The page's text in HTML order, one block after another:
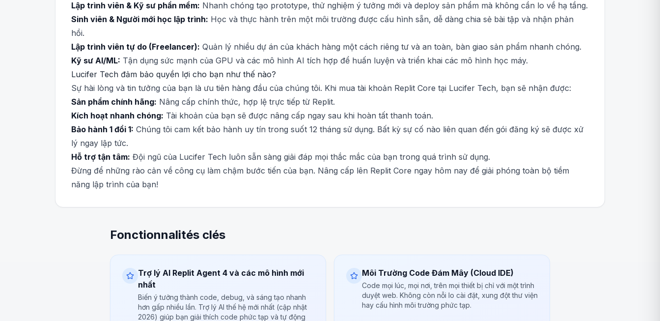
Lập trình viên & Kỹ sư phần mềm: Nhanh chóng tạo prototype, thử nghiệm ý tưởng mới và deploy sản phẩm mà không cần lo về hạ tầng.
Sinh viên & Người mới học lập trình: Học và thực hành trên một môi trường được cấu hình sẵn, dễ dàng chia sẻ bài tập và nhận phản
hồi.
Lập trình viên tự do (Freelancer): Quản lý nhiều dự án của khách hàng một cách riêng tư và an toàn, bàn giao sản phẩm nhanh chóng.
Kỹ sư AI/ML: Tận dụng sức mạnh của GPU và các mô hình AI tích hợp để huấn luyện và triển khai các mô hình học máy.
Lucifer Tech đảm bảo quyền lợi cho bạn như thế nào?
Sự hài lòng và tin tưởng của bạn là ưu tiên hàng đầu của chúng tôi. Khi mua tài khoản Replit Core tại Lucifer Tech, bạn sẽ nhận được:
Sản phẩm chính hãng: Nâng cấp chính thức, hợp lệ trực tiếp từ Replit.
Kích hoạt nhanh chóng: Tài khoản của bạn sẽ được nâng cấp ngay sau khi hoàn tất thanh toán.
Bảo hành 1 đổi 1: Chúng tôi cam kết bảo hành uy tín trong suốt 12 tháng sử dụng. Bất kỳ sự cố nào liên quan đến gói đăng ký sẽ được xử
lý ngay lập tức.
Hỗ trợ tận tâm: Đội ngũ của Lucifer Tech luôn sẵn sàng giải đáp mọi thắc mắc của bạn trong quá trình sử dụng.
Đừng để những rào cản về công cụ làm chậm bước tiến của bạn. Nâng cấp lên Replit Core ngay hôm nay để giải phóng toàn bộ tiềm
năng lập trình của bạn!
Fonctionnalités clés
Trợ lý AI Replit Agent 4 và các mô hình mới
nhất
Biến ý tưởng thành code, debug, và sáng tạo nhanh
hơn gấp nhiều lần. Trợ lý AI thế hệ mới nhất (cập nhật
2026) giúp bạn giải thích code phức tạp và tự động
Môi Trường Code Đám Mây (Cloud IDE)
Code mọi lúc, mọi nơi, trên mọi thiết bị chỉ với một trình
duyệt web. Không còn nỗi lo cài đặt, xung đột thư viện
hay cấu hình môi trường phức tạp.